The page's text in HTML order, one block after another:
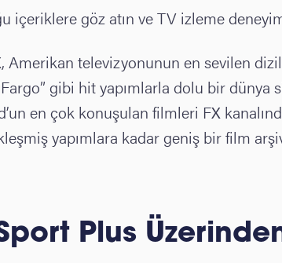
içeriklere göz atın ve TV izleme
Amerikan televizyonunun en sevilen
gibi hit yapımlarla dolu bir
en çok konuşulan filmleri FX
yapımlara kadar geniş bir film
Plus